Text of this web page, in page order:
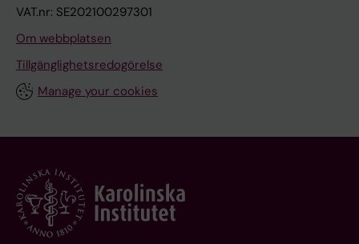
VAT.nr: SE202100297301
Om webbplatsen
Tillgänglighetsredogörelse
Manage your cookies